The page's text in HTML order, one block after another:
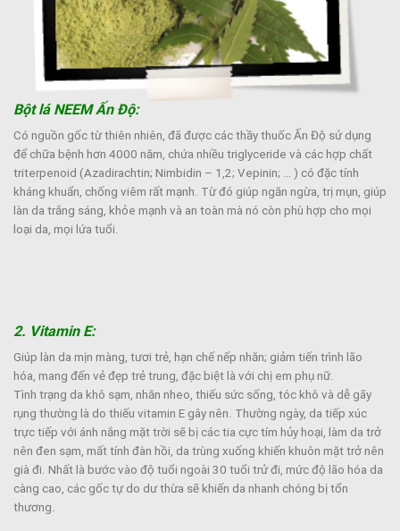
Bột lá NEEM Ấn Độ:
Có nguồn gốc từ thiên nhiên, đã được các thầy thuốc Ấn Độ sử dụng
để chữa bệnh hơn 4000 năm, chứa nhiều triglyceride và các hợp chất
triterpenoid (Azadirachtin; Nimbidin – 1,2; Vepinin; … ) có đặc tính
kháng khuẩn, chống viêm rất mạnh. Từ đó giúp ngăn ngừa, trị mụn, giúp
làn da trắng sáng, khỏe mạnh và an toàn mà nó còn phù hợp cho mọi
loại da, mọi lứa tuổi.
2. Vitamin E:
Giúp làn da mịn màng, tươi trẻ, hạn chế nếp nhăn; giảm tiến trình lão
hóa, mang đến vẻ đẹp trẻ trung, đặc biệt là với chị em phụ nữ.
Tình trạng da khô sạm, nhăn nheo, thiếu sức sống, tóc khô và dễ gãy
rụng thường là do thiếu vitamin E gây nên. Thường ngày, da tiếp xúc
trực tiếp với ánh nắng mặt trời sẽ bị các tia cực tím hủy hoại, làm da trở
nên đen sạm, mất tính đàn hồi, da trùng xuống khiến khuôn mặt trở nên
già đi. Nhất là bước vào độ tuổi ngoài 30 tuổi trử đi, mức độ lão hóa da
càng cao, các gốc tự do dư thừa sẽ khiến da nhanh chóng bị tổn
thương.